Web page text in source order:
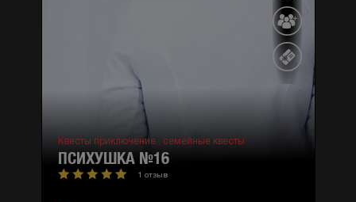
Квесты приключение , семейные квесты
ПСИХУШКА №16
1 отзыв